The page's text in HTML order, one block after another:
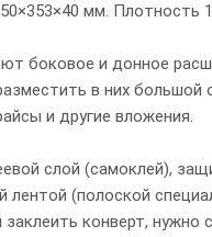
мм. Плотность
боковое и донное
в них большой
и другие вложения.
слой (самоклей),
лентой (полоской
конверт, нужно